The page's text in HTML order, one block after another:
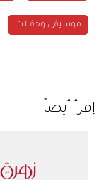
موسيقى وحفلات
إقرأ أيضاً